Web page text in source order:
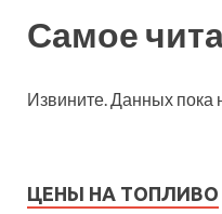
Самое
Извините. Данных пока
ЦЕНЫ НА ТОПЛИВО